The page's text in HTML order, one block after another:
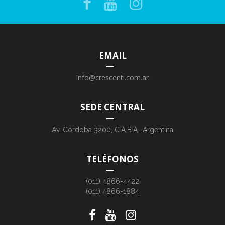
EMAIL
info@crescenti.com.ar
SEDE CENTRAL
Av. Córdoba 3200, C.A.B.A., Argentina
TELÉFONOS
(011) 4866-4422
(011) 4866-1884